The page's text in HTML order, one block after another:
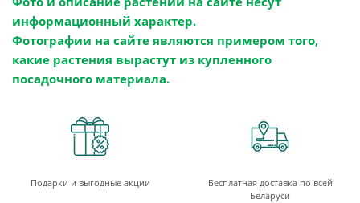
информационный характер.
Фотографии на сайте являются примером того,
какие растения вырастут из купленного
посадочного материала.
Подарки и выгодные акции
Бесплатная доставка по всей
Беларуси